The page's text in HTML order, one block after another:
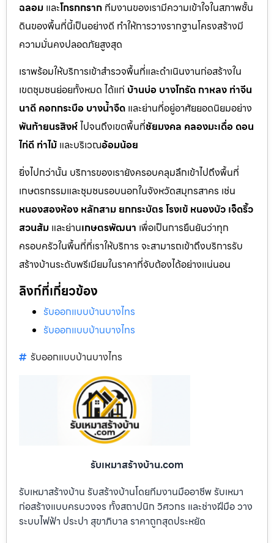
ฉลอม และโกรกกราก ทีมงานของเรามีความเข้าใจในสภาพชั้น
ดินของพื้นที่นี้เป็นอย่างดี ทำให้การวางรากฐานโครงสร้างมี
ความมั่นคงปลอดภัยสูงสุด
เราพร้อมให้บริการเข้าสำรวจพื้นที่และดำเนินงานก่อสร้างใน
เขตชุมชนย่อยทั้งหมด ได้แก่ บ้านบ่อ บางโทรัด กาหลง ท่าจีน
นาดี คอกกระบือ บางน้ำจืด และย่านที่อยู่อาศัยยอดนิยมอย่าง
พันท้ายนรสิงห์ไปจนถึงเขตพื้นที่ชัยมงคล คลองมะเดื่อ ดอน
ไก่ดี ท่าไม้ และบริเวณอ้อมน้อย
ยิ่งไปกว่านั้น บริการของเรายังครอบคลุมลึกเข้าไปถึงพื้นที่
เกษตรกรรมและชุมชนรอบนอกในจังหวัดสมุทรสาคร เช่น
หนองสองห้อง หลักสาม ยกกระบัตร โรงเข้ หนองบัว เจ็ดริ้ว
สวนส้ม และย่านเกษตรพัฒนา เพื่อเป็นการยืนยันว่าทุก
ครอบครัวในพื้นที่ที่เราให้บริการ จะสามารถเข้าถึงบริการรับ
สร้างบ้านระดับพรีเมียมในราคาที่จับต้องได้อย่างแน่นอน
ลิงก์ที่เกี่ยวข้อง
รับออกแบบบ้านบางไทร
รับออกแบบบ้านบางไทร
รับออกแบบบ้านบางไทร
รับเหมาสร้างบ้าน.com
รับเหมาสร้างบ้าน รับสร้างบ้านโดยทีมงานมืออาชีพ รับเหมา
ก่อสร้างแบบครบวงจร ทั้งสถาปนิก วิศวกร และช่างฝีมือ วาง
ระบบไฟฟ้า ประปา สุขาภิบาล ราคาถูกสุดประหยัด